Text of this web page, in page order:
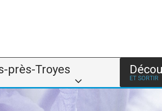
près-Troyes
ET SORTIR